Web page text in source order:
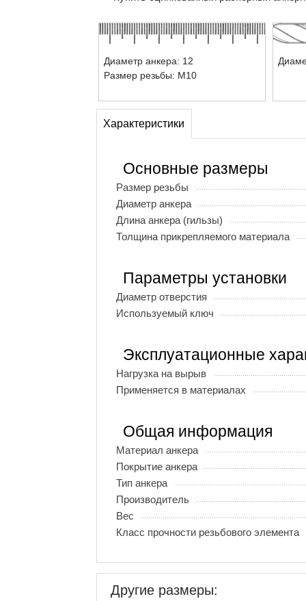
Диаметр анкера: 12
Размер резьбы: М10
Характеристики
Основные размеры
Размер резьбы
Диаметр анкера
Длина анкера (гильзы)
Толщина прикрепляемого материала
Параметры установки
Диаметр отверстия
Используемый ключ
Эксплуатационные
Нагрузка на вырыв
Применяется в материалах
Общая информация
Материал анкера
Покрытие анкера
Тип анкера
Производитель
Вес
Класс прочности резьбового элемента
Другие размеры: